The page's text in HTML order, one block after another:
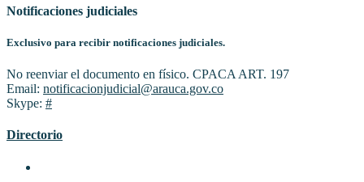
Notificaciones judiciales
Exclusivo para recibir notificaciones judiciales.
No reenviar el documento en físico. CPACA ART. 197
Email: notificacionjudicial@arauca.gov.co
Skype: #
Directorio